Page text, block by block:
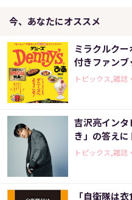
今、あなたにオススメ
ミラクルク
付きファンブ
トピックス,雑誌
吉沢亮インタ
き」の答えに
トピックス,雑誌
「自衛隊は